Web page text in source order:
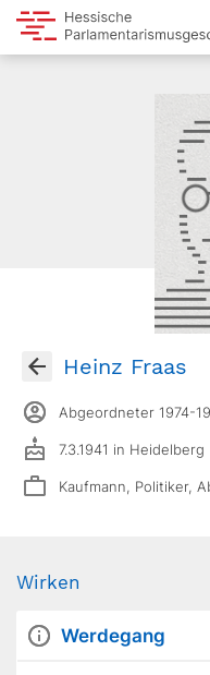
Heinz Fraas
Abgeordneter 1974-
7.3.1941 in Heidelberg
Kaufmann, Politiker,
Wirken
Werdegang